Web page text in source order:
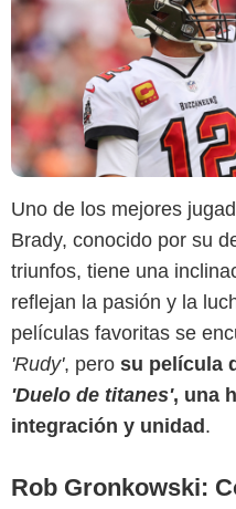
Uno de los mejores
Brady, conocido por su
triunfos, tiene una
reflejan la pasión y la
películas favoritas se
'Rudy', pero su película
'Duelo de titanes', una
integración y unidad.
Rob Gronkowski: